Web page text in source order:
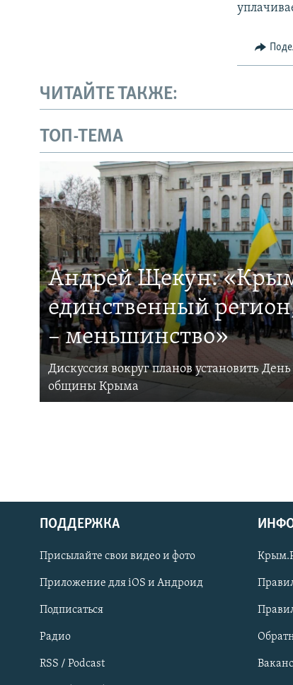
Українською
Qırımtatar
ПРИСОЕДИНЯЙТЕСЬ!
ЧИТАЙТЕ ТАКЖЕ:
ТОП-ТЕМА
Андрей Щекун:
единственный
– меньшинство»
Дискуссия вокруг планов установить
общины Крыма
ПОДДЕРЖКА
Присылайте свои видео и фото
Приложение для iOS и Андроид
Подписаться
Радио
RSS / Podcast